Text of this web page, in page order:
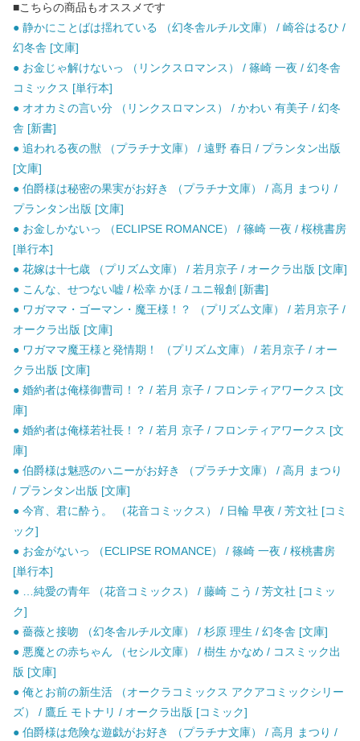
■こちらの商品もオススメです
● 静かにことばは揺れている （幻冬舎ルチル文庫） / 崎谷はるひ /
幻冬舎 [文庫]
● お金じゃ解けないっ （リンクスロマンス） / 篠崎 一夜 / 幻冬舎
コミックス [単行本]
● オオカミの言い分 （リンクスロマンス） / かわい 有美子 / 幻冬
舎 [新書]
● 追われる夜の獣 （プラチナ文庫） / 遠野 春日 / プランタン出版
[文庫]
● 伯爵様は秘密の果実がお好き （プラチナ文庫） / 高月 まつり /
プランタン出版 [文庫]
● お金しかないっ （ECLIPSE ROMANCE） / 篠崎 一夜 / 桜桃書房
[単行本]
● 花嫁は十七歳 （プリズム文庫） / 若月京子 / オークラ出版 [文庫]
● こんな、せつない嘘 / 松幸 かほ / ユニ報創 [新書]
● ワガママ・ゴーマン・魔王様！？ （プリズム文庫） / 若月京子 /
オークラ出版 [文庫]
● ワガママ魔王様と発情期！ （プリズム文庫） / 若月京子 / オー
クラ出版 [文庫]
● 婚約者は俺様御曹司！？ / 若月 京子 / フロンティアワークス [文
庫]
● 婚約者は俺様若社長！？ / 若月 京子 / フロンティアワークス [文
庫]
● 伯爵様は魅惑のハニーがお好き （プラチナ文庫） / 高月 まつり
/ プランタン出版 [文庫]
● 今宵、君に酔う。 （花音コミックス） / 日輪 早夜 / 芳文社 [コミ
ック]
● お金がないっ （ECLIPSE ROMANCE） / 篠崎 一夜 / 桜桃書房
[単行本]
● …純愛の青年 （花音コミックス） / 藤崎 こう / 芳文社 [コミッ
ク]
● 薔薇と接吻 （幻冬舎ルチル文庫） / 杉原 理生 / 幻冬舎 [文庫]
● 悪魔との赤ちゃん （セシル文庫） / 樹生 かなめ / コスミック出
版 [文庫]
● 俺とお前の新生活 （オークラコミックス アクアコミックシリー
ズ） / 鷹丘 モトナリ / オークラ出版 [コミック]
● 伯爵様は危険な遊戯がお好き （プラチナ文庫） / 高月 まつり /